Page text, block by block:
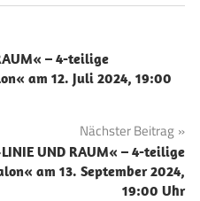
– 4-teilige
am 12. Juli 2024, 19:00
Nächster Beitrag
UND RAUM« – 4-teilige
am 13. September 2024,
19:00 Uhr